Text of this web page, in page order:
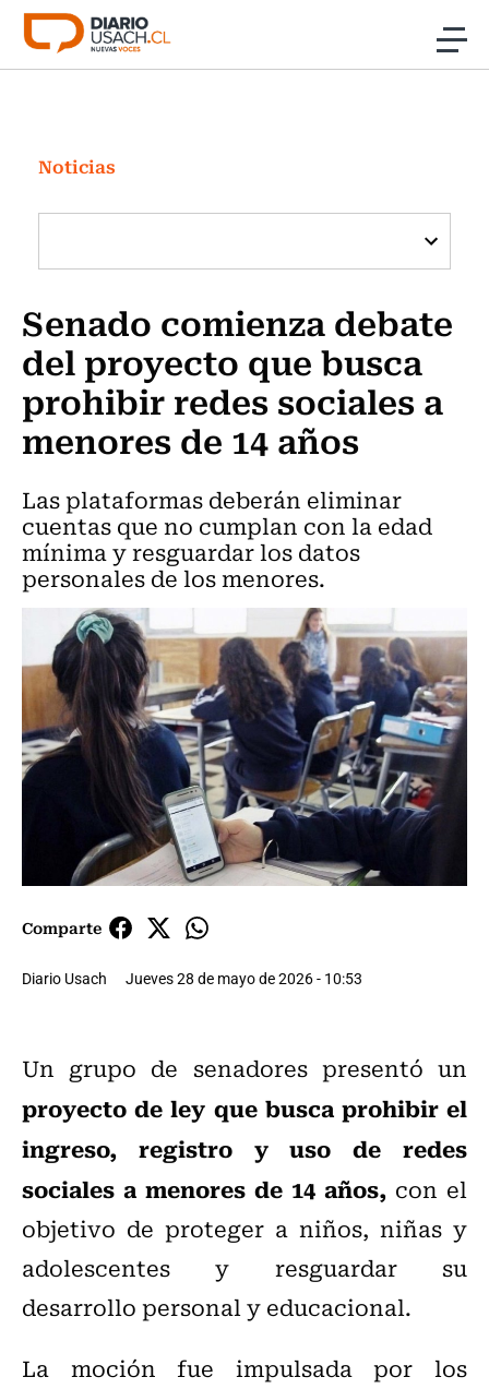
Click acá para ir directamente al contenido
Investigación
Cultura
Programas Radio y TV Usach
Noticias
Senado comienza debate
del proyecto que busca
prohibir redes sociales a
menores de 14 años
Las plataformas deberán eliminar
cuentas que no cumplan con la edad
mínima y resguardar los datos
personales de los menores.
Comparte
Diario Usach Jueves 28 de mayo de 2026 - 10:53
Un grupo de senadores presentó un
proyecto de ley que busca prohibir el
ingreso, registro y uso de redes
sociales a menores de 14 años, con el
objetivo de proteger a niños, niñas y
adolescentes y resguardar su
desarrollo personal y educacional.
La moción fue impulsada por los